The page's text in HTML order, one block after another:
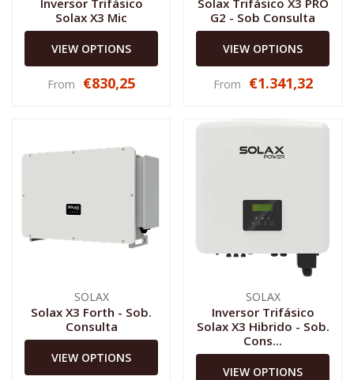
Solax X3 Mic
VIEW OPTIONS
From €830,25
G2 - Sob Consulta
VIEW OPTIONS
From €1.341,32
SOLAX
Solax X3 Forth - Sob.
Consulta
VIEW OPTIONS
SOLAX
Inversor Trifásico
Solax X3 Hibrido - Sob.
Cons...
VIEW OPTIONS